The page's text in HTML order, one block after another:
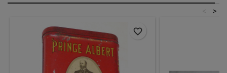
>
<
favorite_border